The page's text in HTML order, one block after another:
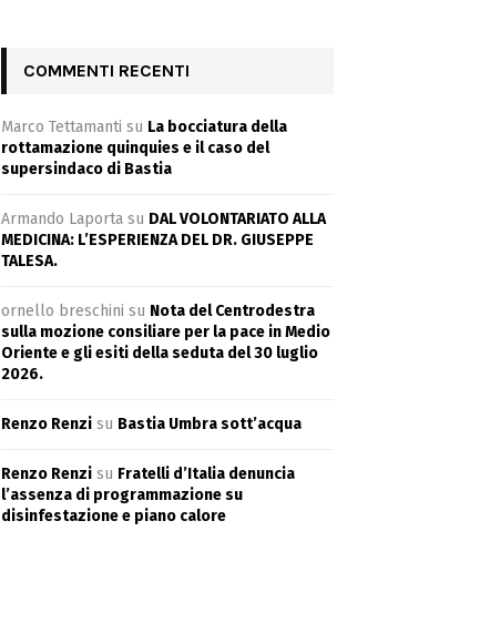
COMMENTI RECENTI
Marco Tettamanti su La bocciatura della
rottamazione quinquies e il caso del
supersindaco di Bastia
Armando Laporta su DAL VOLONTARIATO ALLA
MEDICINA: L’ESPERIENZA DEL DR. GIUSEPPE
TALESA.
ornello breschini su Nota del Centrodestra
sulla mozione consiliare per la pace in Medio
Oriente e gli esiti della seduta del 30 luglio
2026.
Renzo Renzi su Bastia Umbra sott’acqua
Renzo Renzi su Fratelli d’Italia denuncia
l’assenza di programmazione su
disinfestazione e piano calore